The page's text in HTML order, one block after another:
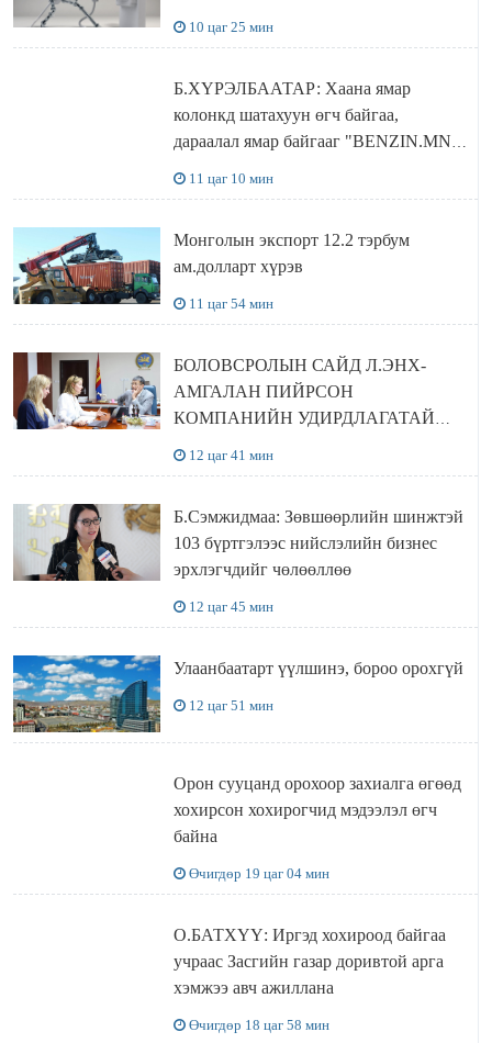
10 цаг 25 мин
Б.ХҮРЭЛБААТАР: Хаана ямар
колонкд шатахуун өгч байгаа,
дараалал ямар байгааг "BENZIN.MN”
сайтаас харах боломжтой
11 цаг 10 мин
Монголын экспорт 12.2 тэрбум
ам.долларт хүрэв
11 цаг 54 мин
БОЛОВСРОЛЫН САЙД Л.ЭНХ-
АМГАЛАН ПИЙРСОН
КОМПАНИЙН УДИРДЛАГАТАЙ
УУЛЗЛАА
12 цаг 41 мин
Б.Сэмжидмаа: Зөвшөөрлийн шинжтэй
103 бүртгэлээс нийслэлийн бизнес
эрхлэгчдийг чөлөөллөө
12 цаг 45 мин
Улаанбаатарт үүлшинэ, бороо орохгүй
12 цаг 51 мин
Орон сууцанд орохоор захиалга өгөөд
хохирсон хохирогчид мэдээлэл өгч
байна
Өчигдөр 19 цаг 04 мин
О.БАТХҮҮ: Иргэд хохироод байгаа
учраас Засгийн газар доривтой арга
хэмжээ авч ажиллана
Өчигдөр 18 цаг 58 мин